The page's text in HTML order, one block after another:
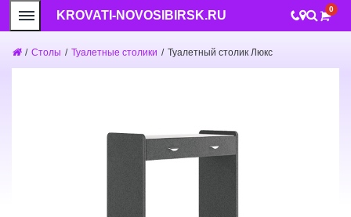
KROVATI-NOVOSIBIRSK.RU 0
/ Столы / Туалетные столики / Туалетный столик Люкс